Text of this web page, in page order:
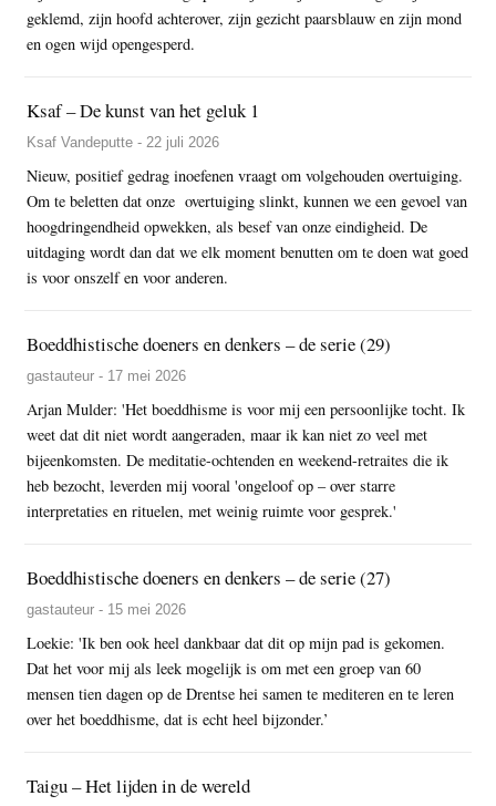
geklemd, zijn hoofd achterover, zijn gezicht paarsblauw en zijn mond
en ogen wijd opengesperd.
Ksaf – De kunst van het geluk 1
Ksaf Vandeputte - 22 juli 2026
Nieuw, positief gedrag inoefenen vraagt om volgehouden overtuiging.
Om te beletten dat onze overtuiging slinkt, kunnen we een gevoel van
hoogdringendheid opwekken, als besef van onze eindigheid. De
uitdaging wordt dan dat we elk moment benutten om te doen wat goed
is voor onszelf en voor anderen.
Boeddhistische doeners en denkers – de serie (29)
gastauteur - 17 mei 2026
Arjan Mulder: 'Het boeddhisme is voor mij een persoonlijke tocht. Ik
weet dat dit niet wordt aangeraden, maar ik kan niet zo veel met
bijeenkomsten. De meditatie-ochtenden en weekend-retraites die ik
heb bezocht, leverden mij vooral 'ongeloof op – over starre
interpretaties en rituelen, met weinig ruimte voor gesprek.'
Boeddhistische doeners en denkers – de serie (27)
gastauteur - 15 mei 2026
Loekie: 'Ik ben ook heel dankbaar dat dit op mijn pad is gekomen.
Dat het voor mij als leek mogelijk is om met een groep van 60
mensen tien dagen op de Drentse hei samen te mediteren en te leren
over het boeddhisme, dat is echt heel bijzonder.’
Taigu – Het lijden in de wereld